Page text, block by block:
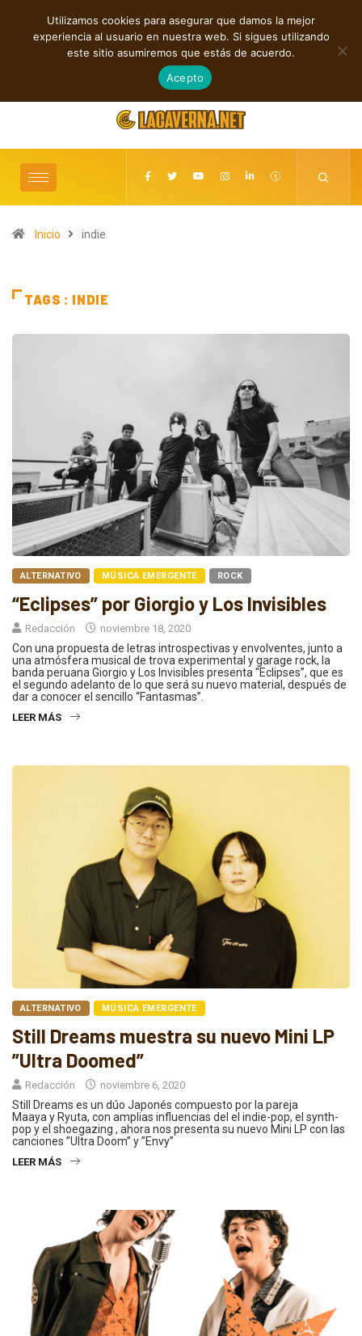
TENDENCIAS
Rock, folk e indie: cuatro estrenos independientes por descubrir
agosto 7, 2026
Inicio indie
TAGS : INDIE
ALTERNATIVO MÚSICA EMERGENTE ROCK
“Eclipses” por Giorgio y Los Invisibles
Redacción noviembre 18, 2020
Con una propuesta de letras introspectivas y envolventes, junto a
una atmósfera musical de trova experimental y garage rock, la
banda peruana Giorgio y Los Invisibles presenta “Eclipses”, que es
el segundo adelanto de lo que será su nuevo material, después de
dar a conocer el sencillo “Fantasmas”.
LEER MÁS
ALTERNATIVO MÚSICA EMERGENTE
Still Dreams muestra su nuevo Mini LP
”Ultra Doomed”
Redacción noviembre 6, 2020
Still Dreams es un dúo Japonés compuesto por la pareja
Maaya y Ryuta, con amplias influencias del el indie-pop, el synth-
pop y el shoegazing , ahora nos presenta su nuevo Mini LP con las
canciones ”Ultra Doom” y ”Envy”
LEER MÁS
Utilizamos cookies para asegurar que damos la mejor
experiencia al usuario en nuestra web. Si sigues utilizando
este sitio asumiremos que estás de acuerdo.
Acepto